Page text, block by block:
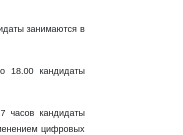
занимаются в
18.00 кандидаты
часов кандидаты
цифровых